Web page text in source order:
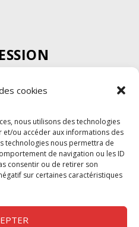
cookies
nous utilisons des technologies
ou accéder aux informations des
technologies nous permettra de
de navigation ou les ID
consentir ou de retirer son
sur certaines caractéristiques